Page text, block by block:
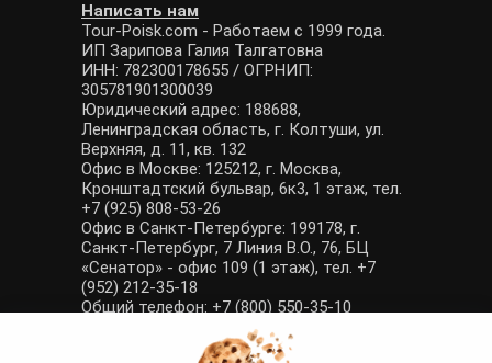
Написать нам
Tour-Poisk.com - Работаем с 1999 года.
ИП Зарипова Галия Талгатовна
ИНН: 782300178655 / ОГРНИП:
305781901300039
Юридический адрес: 188688,
Ленинградская область, г. Колтуши, ул.
Верхняя, д. 11, кв. 132
Офис в Москве: 125212, г. Москва,
Кронштадтский бульвар, 6к3, 1 этаж, тел.
+7 (925) 808-53-26
Офис в Санкт-Петербурге: 199178, г.
Санкт-Петербург, 7 Линия В.О., 76, БЦ
«Сенатор» - офис 109 (1 этаж), тел. +7
(952) 212-35-18
Общий телефон: +7 (800) 550-35-10
E-mail: manager@tour-poisk.com (общие
вопросы), admin@tour-poisk.com (жалобы)